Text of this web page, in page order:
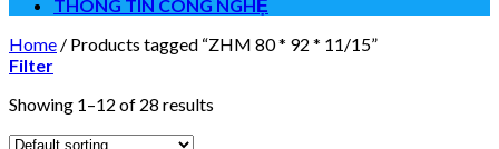
THÔNG TIN CÔNG NGHỆ
Home / Products tagged “ZHM 80 * 92 * 11/15”
Filter
Showing 1–12 of 28 results